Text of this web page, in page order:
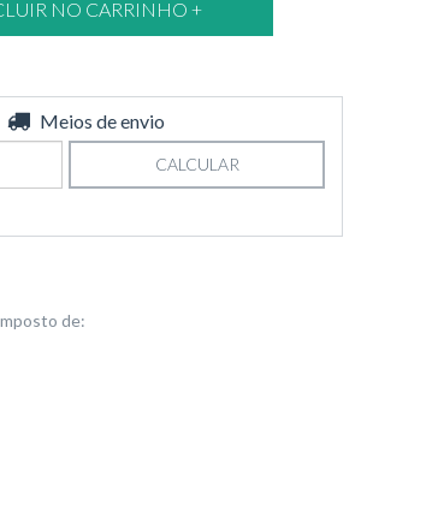
Meios de envio
CALCULAR
de: